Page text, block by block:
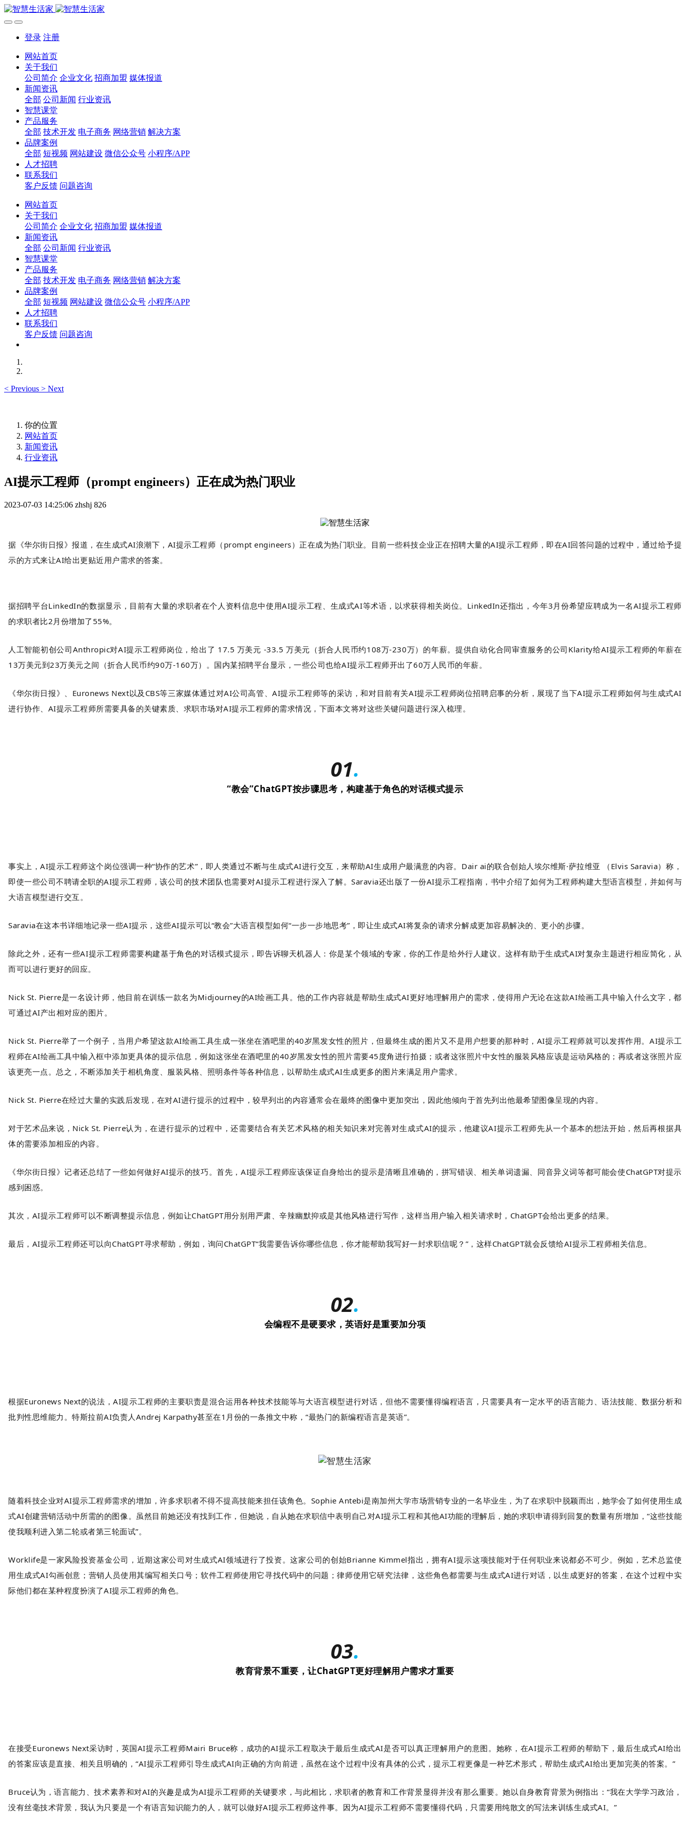
登录 注册
网站首页
关于我们
公司简介 企业文化 招商加盟 媒体报道
新闻资讯
全部 公司新闻 行业资讯
智慧课堂
产品服务
全部 技术开发 电子商务 网络营销 解决方案
品牌案例
全部 短视频 网站建设 微信公众号 小程序/APP
人才招聘
联系我们
客户反馈 问题咨询
网站首页
关于我们
公司简介 企业文化 招商加盟 媒体报道
新闻资讯
全部 公司新闻 行业资讯
智慧课堂
产品服务
全部 技术开发 电子商务 网络营销 解决方案
品牌案例
全部 短视频 网站建设 微信公众号 小程序/APP
人才招聘
联系我们
客户反馈 问题咨询
< Previous > Next
你的位置
网站首页
新闻资讯
行业资讯
AI提示工程师（prompt engineers）正在成为热门职业
2023-07-03 14:25:06 zhshj 826
据《华尔街日报》报道，在生成式AI浪潮下，AI提示工程师（prompt engineers）正在成为热门职业。目前一些科技企业正在招聘大量的AI提示工程师，即在AI回答问题的过程中，通过给予提
示的方式来让AI给出更贴近用户需求的答案。
据招聘平台LinkedIn的数据显示，目前有大量的求职者在个人资料信息中使用AI提示工程、生成式AI等术语，以求获得相关岗位。LinkedIn还指出，今年3月份希望应聘成为一名AI提示工程师
的求职者比2月份增加了55%。
人工智能初创公司Anthropic对AI提示工程师岗位，给出了 17.5 万美元 -33.5 万美元（折合人民币约108万-230万）的年薪。提供自动化合同审查服务的公司Klarity给AI提示工程师的年薪在
13万美元到23万美元之间（折合人民币约90万-160万）。国内某招聘平台显示，一些公司也给AI提示工程师开出了60万人民币的年薪。
《华尔街日报》、Euronews Next以及CBS等三家媒体通过对AI公司高管、AI提示工程师等的采访，和对目前有关AI提示工程师岗位招聘启事的分析，展现了当下AI提示工程师如何与生成式AI
进行协作、AI提示工程师所需要具备的关键素质、求职市场对AI提示工程师的需求情况，下面本文将对这些关键问题进行深入梳理。
01.
“教会”ChatGPT按步骤思考，构建基于角色的对话模式提示
事实上，AI提示工程师这个岗位强调一种“协作的艺术”，即人类通过不断与生成式AI进行交互，来帮助AI生成用户最满意的内容。Dair ai的联合创始人埃尔维斯·萨拉维亚 （Elvis Saravia）称，
即使一些公司不聘请全职的AI提示工程师，该公司的技术团队也需要对AI提示工程进行深入了解。Saravia还出版了一份AI提示工程指南，书中介绍了如何为工程师构建大型语言模型，并如何与
大语言模型进行交互。
Saravia在这本书详细地记录一些AI提示，这些AI提示可以“教会”大语言模型如何“一步一步地思考”，即让生成式AI将复杂的请求分解成更加容易解决的、更小的步骤。
除此之外，还有一些AI提示工程师需要构建基于角色的对话模式提示，即告诉聊天机器人：你是某个领域的专家，你的工作是给外行人建议。这样有助于生成式AI对复杂主题进行相应简化，从
而可以进行更好的回应。
Nick St. Pierre是一名设计师，他目前在训练一款名为Midjourney的AI绘画工具。他的工作内容就是帮助生成式AI更好地理解用户的需求，使得用户无论在这款AI绘画工具中输入什么文字，都
可通过AI产出相对应的图片。
Nick St. Pierre举了一个例子，当用户希望这款AI绘画工具生成一张坐在酒吧里的40岁黑发女性的照片，但最终生成的图片又不是用户想要的那种时，AI提示工程师就可以发挥作用。AI提示工
程师在AI绘画工具中输入框中添加更具体的提示信息，例如这张坐在酒吧里的40岁黑发女性的照片需要45度角进行拍摄；或者这张照片中女性的服装风格应该是运动风格的；再或者这张照片应
该更亮一点。总之，不断添加关于相机角度、服装风格、照明条件等各种信息，以帮助生成式AI生成更多的图片来满足用户需求。
Nick St. Pierre在经过大量的实践后发现，在对AI进行提示的过程中，较早列出的内容通常会在最终的图像中更加突出，因此他倾向于首先列出他最希望图像呈现的内容。
对于艺术品来说，Nick St. Pierre认为，在进行提示的过程中，还需要结合有关艺术风格的相关知识来对完善对生成式AI的提示，他建议AI提示工程师先从一个基本的想法开始，然后再根据具
体的需要添加相应的内容。
《华尔街日报》记者还总结了一些如何做好AI提示的技巧。首先，AI提示工程师应该保证自身给出的提示是清晰且准确的，拼写错误、相关单词遗漏、同音异义词等都可能会使ChatGPT对提示
感到困惑。
其次，AI提示工程师可以不断调整提示信息，例如让ChatGPT用分别用严肃、辛辣幽默抑或是其他风格进行写作，这样当用户输入相关请求时，ChatGPT会给出更多的结果。
最后，AI提示工程师还可以向ChatGPT寻求帮助，例如，询问ChatGPT“我需要告诉你哪些信息，你才能帮助我写好一封求职信呢？”，这样ChatGPT就会反馈给AI提示工程师相关信息。
02.
会编程不是硬要求，英语好是重要加分项
根据Euronews Next的说法，AI提示工程师的主要职责是混合运用各种技术技能等与大语言模型进行对话，但他不需要懂得编程语言，只需要具有一定水平的语言能力、语法技能、数据分析和
批判性思维能力。特斯拉前AI负责人Andrej Karpathy甚至在1月份的一条推文中称，“最热门的新编程语言是英语”。
随着科技企业对AI提示工程师需求的增加，许多求职者不得不提高技能来担任该角色。Sophie Antebi是南加州大学市场营销专业的一名毕业生，为了在求职中脱颖而出，她学会了如何使用生成
式AI创建营销活动中所需的的图像。虽然目前她还没有找到工作，但她说，自从她在求职信中表明自己对AI提示工程和其他AI功能的理解后，她的求职申请得到回复的数量有所增加，“这些技能
使我顺利进入第二轮或者第三轮面试”。
Worklife是一家风险投资基金公司，近期这家公司对生成式AI领域进行了投资。这家公司的创始Brianne Kimmel指出，拥有AI提示这项技能对于任何职业来说都必不可少。例如，艺术总监使
用生成式AI勾画创意；营销人员使用其编写相关口号；软件工程师使用它寻找代码中的问题；律师使用它研究法律，这些角色都需要与生成式AI进行对话，以生成更好的答案，在这个过程中实
际他们都在某种程度扮演了AI提示工程师的角色。
03.
教育背景不重要，让ChatGPT更好理解用户需求才重要
在接受Euronews Next采访时，英国AI提示工程师Mairi Bruce称，成功的AI提示工程取决于最后生成式AI是否可以真正理解用户的意图。她称，在AI提示工程师的帮助下，最后生成式AI给出
的答案应该是直接、相关且明确的，“AI提示工程师引导生成式AI向正确的方向前进，虽然在这个过程中没有具体的公式，提示工程更像是一种艺术形式，帮助生成式AI给出更加完美的答案。”
Bruce认为，语言能力、技术素养和对AI的兴趣是成为AI提示工程师的关键要求，与此相比，求职者的教育和工作背景显得并没有那么重要。她以自身教育背景为例指出：“我在大学学习政治，
没有丝毫技术背景，我认为只要是一个有语言知识能力的人，就可以做好AI提示工程师这件事。因为AI提示工程师不需要懂得代码，只需要用纯散文的写法来训练生成式AI。”